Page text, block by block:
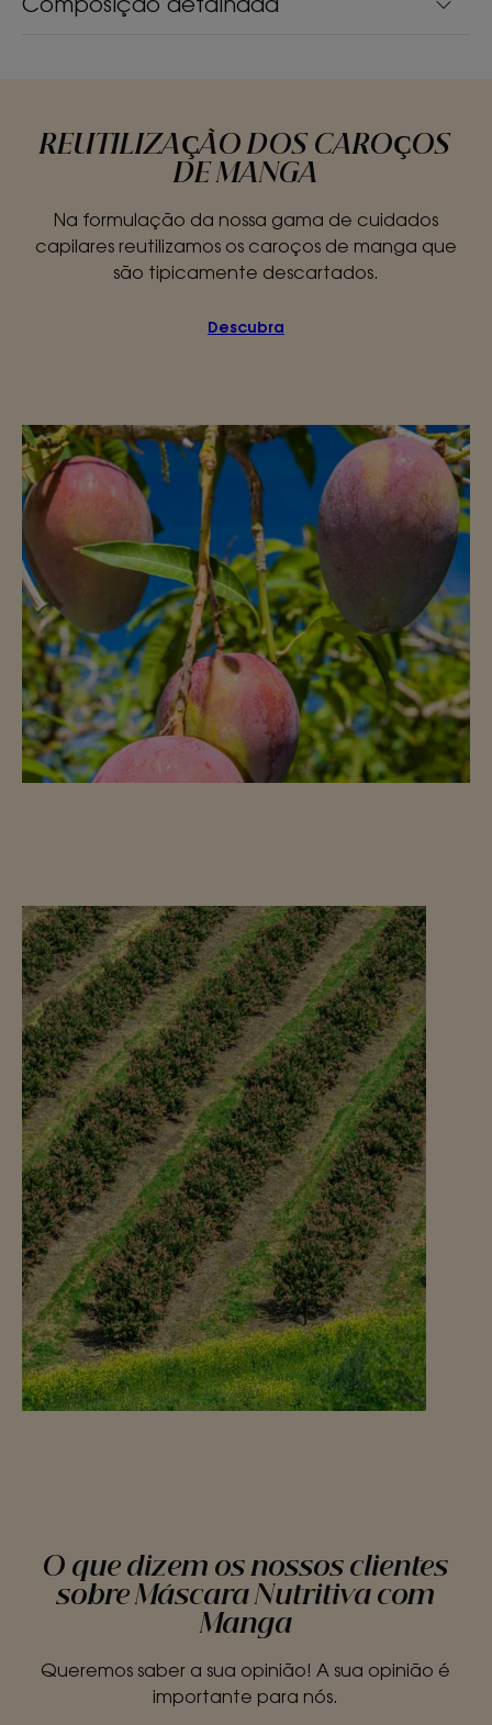
REUTILIZAÇÃO DOS CAROÇOS
DE MANGA
Na formulação da nossa gama de cuidados
capilares reutilizamos os caroços de manga que
são tipicamente descartados.
Descubra
O que dizem os nossos clientes
sobre Máscara Nutritiva com
Manga
Queremos saber a sua opinião! A sua opinião é
importante para nós.